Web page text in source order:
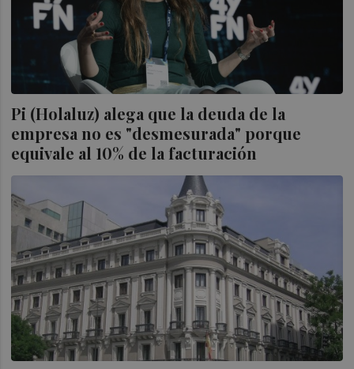
Pi (Holaluz) alega que la deuda de la
empresa no es "desmesurada" porque
equivale al 10% de la facturación